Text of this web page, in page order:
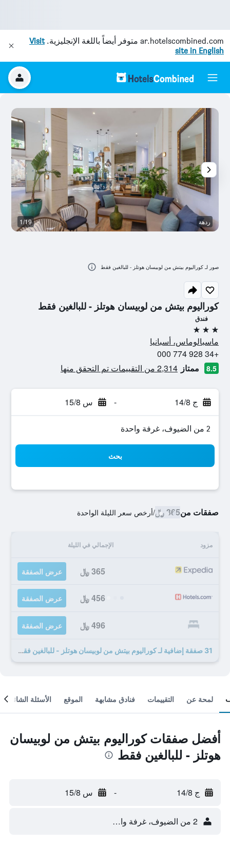
ar.hotelscombined.com متوفر أيضاً باللغة الإنجليزية.Visit
site in English
كوراليوم بيتش من لوبيسان هوتلز - للبالغين فقط
فندق
3 نجوم
ماسبالوماس، أسبانيا
+34 928 774 000
8.5 ممتاز 2,314 من التقييمات تم التحقق منها
ج 14/8 - س 15/8
2 من الضيوف، غرفة واحدة
بحث
صفقات من365 ﷼ /أرخص سعر الليلة الواحدة
مزود الإجمالي في الليلة
365 ﷼ عرض الصفقة
456 ﷼ عرض الصفقة
496 ﷼ عرض الصفقة
31 صفقة إضافية لـ كوراليوم بيتش من لوبيسان هوتلز - للبالغين فقط
ردهة 1/19
صور لـ كوراليوم بيتش من لوبيسان هوتلز - للبالغين فقط
لمحة عن التقييمات فنادق مشابهة الموقع الأسئلة الشائعة
أفضل صفقات كوراليوم بيتش من لوبيسان
هوتلز - للبالغين فقط
ج 14/8 - س 15/8
2 من الضيوف، غرفة واحدة